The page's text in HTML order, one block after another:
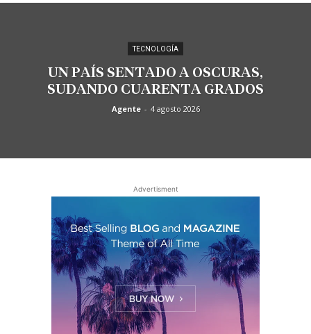
TECNOLOGÍA
UN PAÍS SENTADO A OSCURAS,
SUDANDO CUARENTA GRADOS
Agente - 4 agosto 2026
Advertisment